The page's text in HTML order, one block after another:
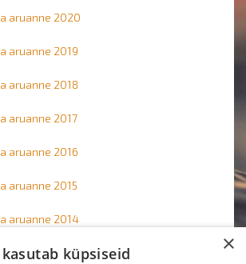
aruanne 2020
aruanne 2019
aruanne 2018
aruanne 2017
aruanne 2016
aruanne 2015
aruanne 2014
aruanne 2013 ×
küpsiseid